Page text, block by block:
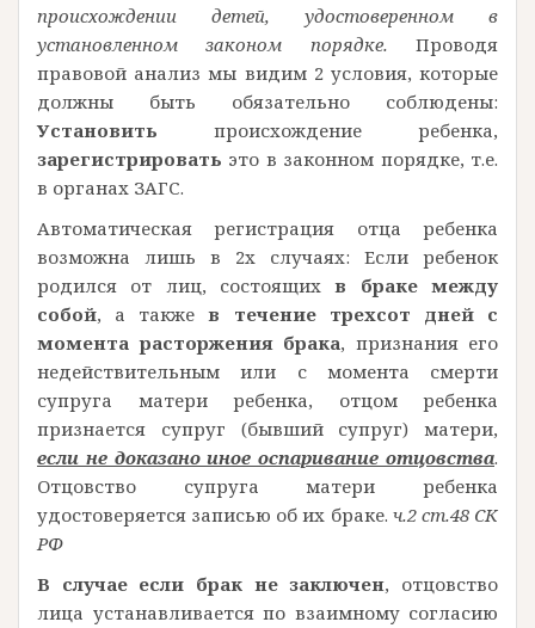
происхождении детей, удостоверенном в
установленном законом порядке. Проводя
правовой анализ мы видим 2 условия, которые
должны быть обязательно соблюдены:
Установить происхождение ребенка,
зарегистрировать это в законном порядке, т.е.
в органах ЗАГС.
Автоматическая регистрация отца ребенка
возможна лишь в 2х случаях: Если ребенок
родился от лиц, состоящихв браке между
собой, а такжев течение трехсот дней с
момента расторжения брака, признания его
недействительным или с момента смерти
супруга матери ребенка, отцом ребенка
признается супруг (бывший супруг) матери,
если не доказано иное оспаривание отцовства.
Отцовство супруга матери ребенка
удостоверяется записью об их браке. ч.2 ст.48 СК
РФ
В случае если брак не заключен, отцовство
лица устанавливается по взаимному согласию